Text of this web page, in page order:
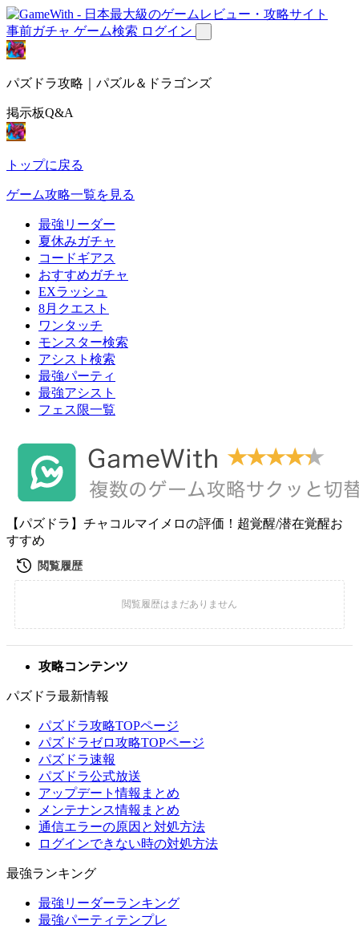
事前ガチャ ゲーム検索 ログイン
パズドラ攻略｜パズル＆ドラゴンズ
掲示板Q&A
トップに戻る
ゲーム攻略一覧を見る
最強リーダー
夏休みガチャ
コードギアス
おすすめガチャ
EXラッシュ
8月クエスト
ワンタッチ
モンスター検索
アシスト検索
最強パーティ
最強アシスト
フェス限一覧
【パズドラ】チャコルマイメロの評価！超覚醒/潜在覚醒お
すすめ
攻略コンテンツ
パズドラ最新情報
パズドラ攻略TOPページ
パズドラゼロ攻略TOPページ
パズドラ速報
パズドラ公式放送
アップデート情報まとめ
メンテナンス情報まとめ
通信エラーの原因と対処方法
ログインできない時の対処方法
最強ランキング
最強リーダーランキング
最強パーティテンプレ